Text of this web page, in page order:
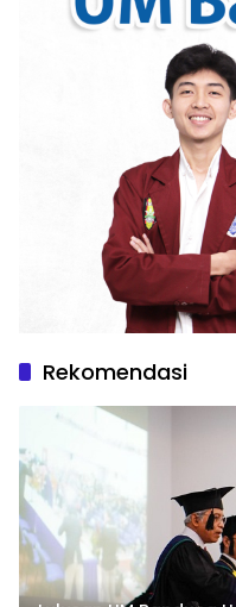
Rekomendasi